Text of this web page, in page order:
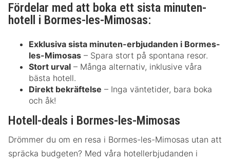
Fördelar med att boka ett sista minuten-
hotell i Bormes-les-Mimosas:
Exklusiva sista minuten-erbjudanden i Bormes-
les-Mimosas – Spara stort på spontana resor.
Stort urval – Många alternativ, inklusive våra
bästa hotell.
Direkt bekräftelse – Inga väntetider, bara boka
och åk!
Hotell-deals i Bormes-les-Mimosas
Drömmer du om en resa i Bormes-les-Mimosas utan att
spräcka budgeten? Med våra hotellerbjudanden i